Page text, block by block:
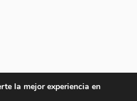
la mejor experiencia en